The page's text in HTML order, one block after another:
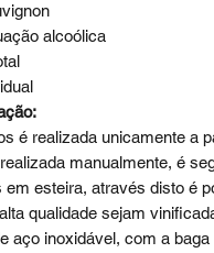
alcoólica
é realizada unicamente a
manualmente, é
esteira, através disto é
qualidade sejam
aço inoxidável, com a